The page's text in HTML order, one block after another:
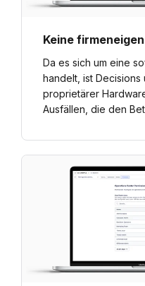
Keine
Da es sich um eine
handelt, ist Decisions
proprietärer
Ausfällen, die den